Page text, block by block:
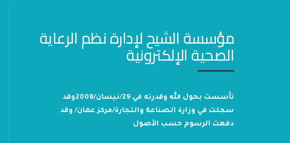
مؤسسة الشيح لإدارة نظم الرعاية
الصحية الإلكترونية
تأسست بحول الله وقدرته في 29/نيسان/2008وقد
سجلت في وزارة الصناعة والتجارة/مركز عمان/ وقد
دفعت الرسوم حسب الأصول